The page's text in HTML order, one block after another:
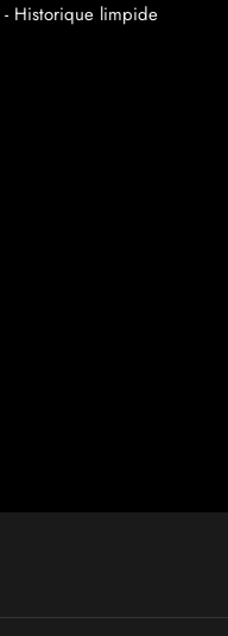
- Historique limpide